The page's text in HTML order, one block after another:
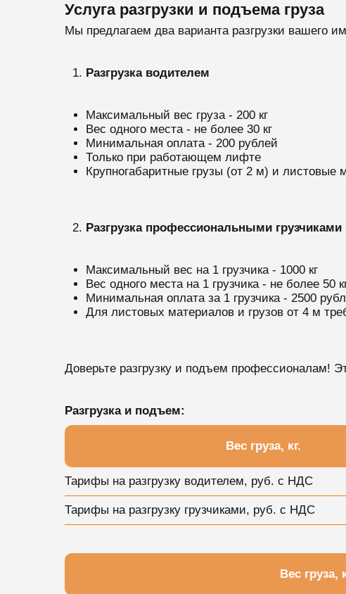
Услуга разгрузки и подъема груза
Мы предлагаем два варианта разгрузки вашего
Разгрузка водителем
Максимальный вес груза - 200 кг
Вес одного места - не более 30 кг
Минимальная оплата - 200 рублей
Только при работающем лифте
Крупногабаритные грузы (от 2 м) и листовые
Разгрузка профессиональными грузчиками
Максимальный вес на 1 грузчика - 1000 кг
Вес одного места на 1 грузчика - не более 50
Минимальная оплата за 1 грузчика - 2500
Для листовых материалов и грузов от 4 м
Доверьте разгрузку и подъем профессионалам!
Разгрузка и подъем:
Вес груза, кг.
Тарифы на разгрузку водителем, руб. с НДС
Тарифы на разгрузку грузчиками, руб. c НДС
Вес груза,